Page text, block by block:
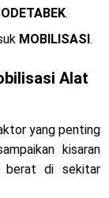
.
MOBILISASI.
Alat
yang penting
kisaran
berat di sekitar